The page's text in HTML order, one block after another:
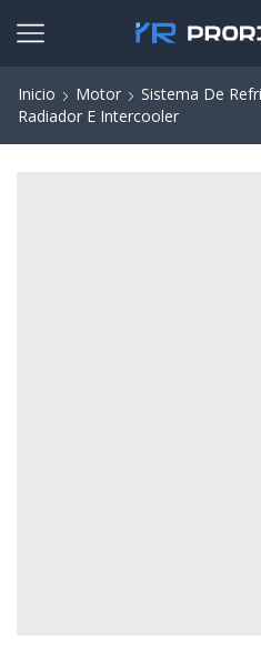
Inicio Motor
Sistema De
Radiador E Intercooler